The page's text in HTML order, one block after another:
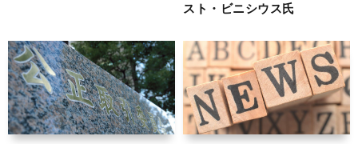
スト・ビニシウス氏